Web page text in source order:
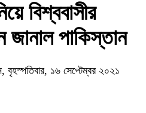
বিশ্ববাসীর
জানাল পাকিস্তান
১৬ সেপ্টেম্বর ২০২১